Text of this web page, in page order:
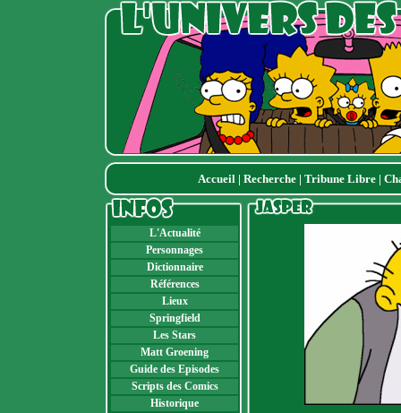
Accueil| Recherche| Tribune Libre |
L'Actualité
Personnages
Dictionnaire
Références
Lieux
Springfield
Les Stars
Matt Groening
Guide des Episodes
Scripts des Comics
Historique